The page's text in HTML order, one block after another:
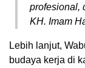
profesional,
KH. Imam
Lebih lanjut,
budaya kerja di